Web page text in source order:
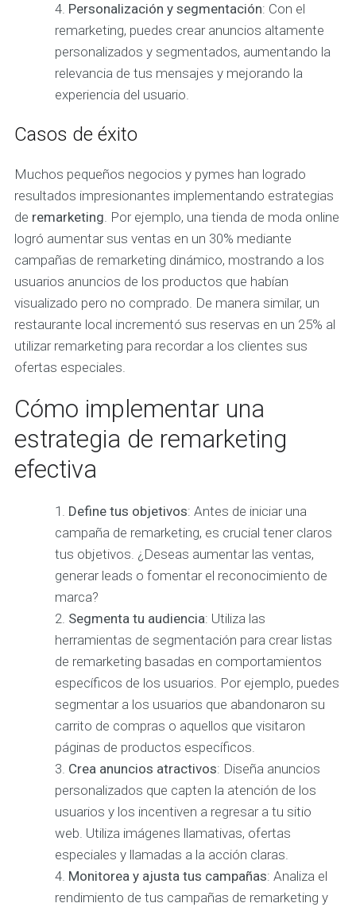
Personalización y segmentación: Con el
remarketing, puedes crear anuncios altamente
personalizados y segmentados, aumentando la
relevancia de tus mensajes y mejorando la
experiencia del usuario.
Casos de éxito
Muchos pequeños negocios y pymes han logrado
resultados impresionantes implementando estrategias
de remarketing. Por ejemplo, una tienda de moda online
logró aumentar sus ventas en un 30% mediante
campañas de remarketing dinámico, mostrando a los
usuarios anuncios de los productos que habían
visualizado pero no comprado. De manera similar, un
restaurante local incrementó sus reservas en un 25% al
utilizar remarketing para recordar a los clientes sus
ofertas especiales.
Cómo implementar una
estrategia de remarketing
efectiva
Define tus objetivos: Antes de iniciar una
campaña de remarketing, es crucial tener claros
tus objetivos. ¿Deseas aumentar las ventas,
generar leads o fomentar el reconocimiento de
marca?
Segmenta tu audiencia: Utiliza las
herramientas de segmentación para crear listas
de remarketing basadas en comportamientos
específicos de los usuarios. Por ejemplo, puedes
segmentar a los usuarios que abandonaron su
carrito de compras o aquellos que visitaron
páginas de productos específicos.
Crea anuncios atractivos: Diseña anuncios
personalizados que capten la atención de los
usuarios y los incentiven a regresar a tu sitio
web. Utiliza imágenes llamativas, ofertas
especiales y llamadas a la acción claras.
Monitorea y ajusta tus campañas: Analiza el
rendimiento de tus campañas de remarketing y